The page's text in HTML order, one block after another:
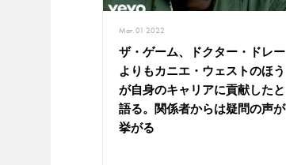
Mar. 01 2022
ザ・ゲーム、ドクター・ドレー
よりもカニエ・ウェストのほう
が自身のキャリアに貢献したと
語る。関係者からは疑問の声が
挙がる